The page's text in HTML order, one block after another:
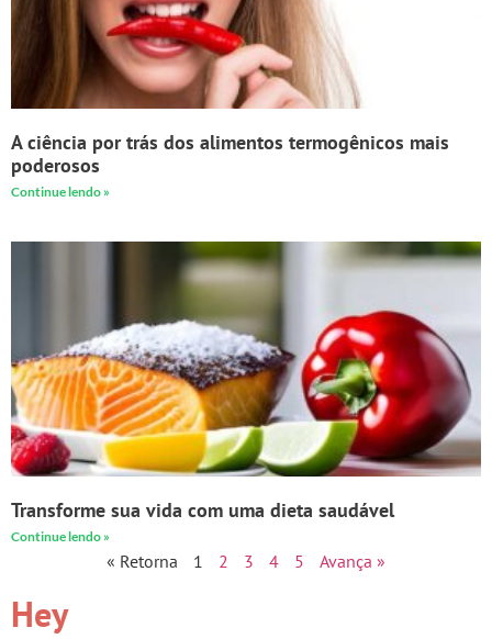
A ciência por trás dos alimentos termogênicos mais
poderosos
Continue lendo »
Transforme sua vida com uma dieta saudável
Continue lendo »
« Retorna 1 2 3 4 5 Avança »
Hey